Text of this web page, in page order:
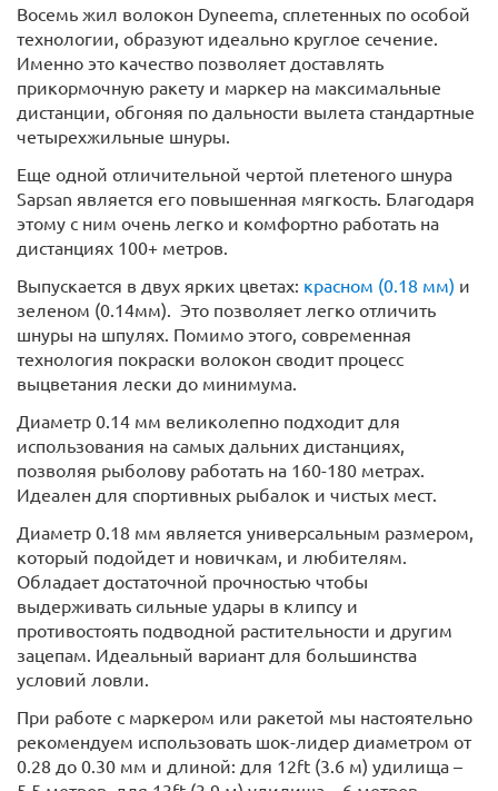
Восемь жил волокон Dyneema, сплетенных по особой
технологии, образуют идеально круглое сечение.
Именно это качество позволяет доставлять
прикормочную ракету и маркер на максимальные
дистанции, обгоняя по дальности вылета стандартные
четырехжильные шнуры.
Еще одной отличительной чертой плетеного шнура
Sapsan является его повышенная мягкость. Благодаря
этому с ним очень легко и комфортно работать на
дистанциях 100+ метров.
Выпускается в двух ярких цветах: красном (0.18 мм) и
зеленом (0.14мм). Это позволяет легко отличить
шнуры на шпулях. Помимо этого, современная
технология покраски волокон сводит процесс
выцветания лески до минимума.
Диаметр 0.14 мм великолепно подходит для
использования на самых дальних дистанциях,
позволяя рыболову работать на 160-180 метрах.
Идеален для спортивных рыбалок и чистых мест.
Диаметр 0.18 мм является универсальным размером,
который подойдет и новичкам, и любителям.
Обладает достаточной прочностью чтобы
выдерживать сильные удары в клипсу и
противостоять подводной растительности и другим
зацепам. Идеальный вариант для большинства
условий ловли.
При работе с маркером или ракетой мы настоятельно
рекомендуем использовать шок-лидер диаметром от
0.28 до 0.30 мм и длиной: для 12ft (3.6 м) удилища –